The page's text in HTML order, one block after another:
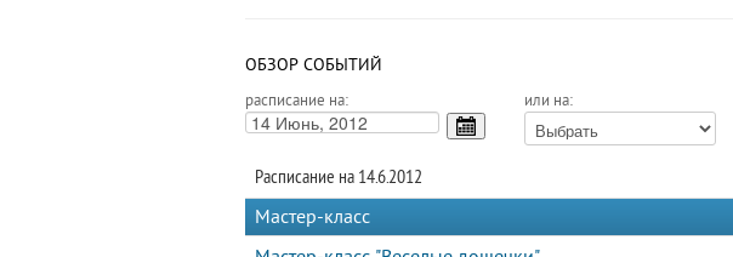
ОБЗОР СОБЫТИЙ
расписание на: или на:
Расписание на 14.6.2012
Мастер-класс